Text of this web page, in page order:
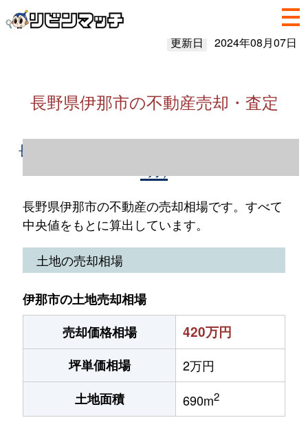
更新日 2024年08月07日
長野県伊那市の不動産売却・査定
長野県伊那市の不動産売却情報（2023年1～
長野県伊那市の不動産の売却相場です。すべて
中央値をもとに算出しています。
土地の売却相場
伊那市の土地売却相場
売却価格相場
420万円
坪単価相場
2万円
土地面積
690m2